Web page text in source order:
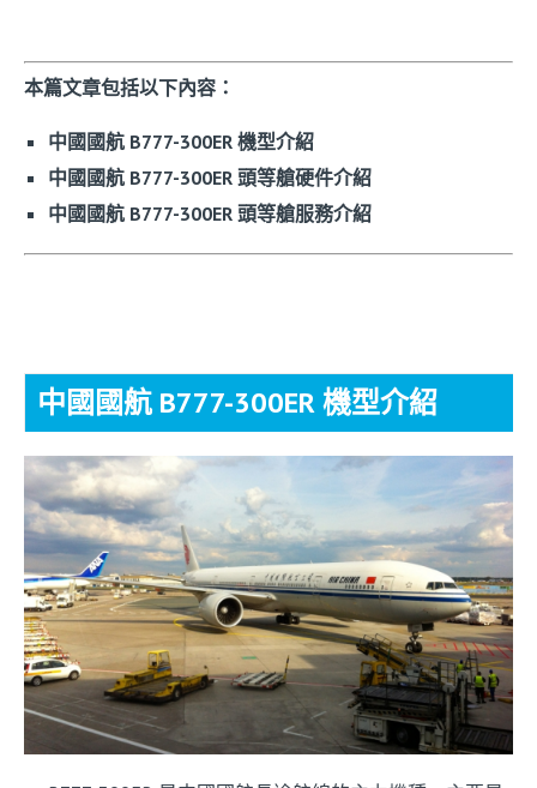
本篇文章包括以下內容：
中國國航 B777-300ER 機型介紹
中國國航 B777-300ER 頭等艙硬件介紹
中國國航 B777-300ER 頭等艙服務介紹
中國國航 B777-300ER 機型介紹